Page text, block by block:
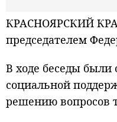
КРАСНОЯРСКИЙ
председателем
В ходе беседы
социальной
решению вопросов